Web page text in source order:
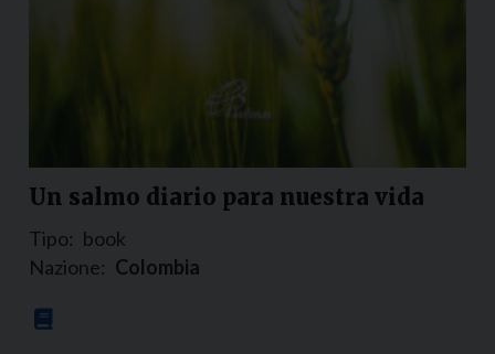
Un salmo diario para nuestra vida
Tipo: book
Nazione: Colombia